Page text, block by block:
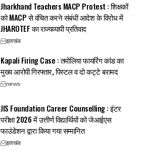
Jharkhand Teachers MACP Protest : शिक्षकों
को MACP से वंचित करने संबंधी आदेश के विरोध में
JHAROTEF का राज्यव्यापी प्रतिवाद
झारखंड
Kapali Firing Case : तमोलिया फायरिंग कांड का
मुख्य आरोपी गिरफ्तार, पिस्टल व दो कट्टे बरामद
news
JIS Foundation Career Counselling : इंटर
परीक्षा 2026 में उत्तीर्ण विद्यार्थियों को जेआईएस
फाउंडेशन द्वारा किया गया सम्मानित
झारखंड